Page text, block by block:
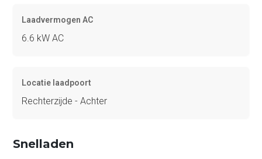
Laadvermogen AC
6.6 kW AC
Locatie laadpoort
Rechterzijde - Achter
Snelladen